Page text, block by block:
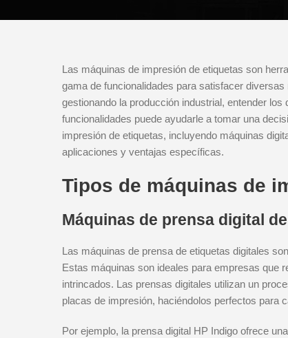
Las máquinas de impresión de etiquetas son
gama de funcionalidades para satisfacer
gestionando la producción industrial, entender
funcionalidades puede ayudarle a tomar una
impresión de etiquetas, incluyendo máquinas
aplicaciones y ventajas específicas.
Tipos de máquinas de
Máquinas de prensa digital
Las máquinas de prensa de etiquetas digitales
Estas máquinas son ideales para empresas que
intrincados. Las prensas digitales utilizan un
placas de impresión, haciéndolos perfectos para
Por ejemplo, la prensa digital HP Indigo ofrece